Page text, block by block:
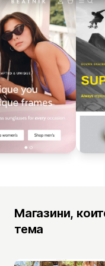
Магазини,
тема